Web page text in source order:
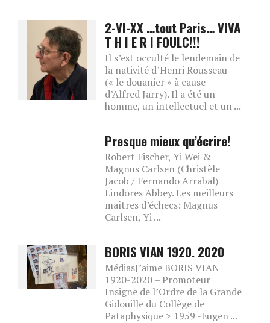
2-VI-XX …tout Paris… VIVA
T H I E R I FOULC!!!
Il s’est occulté le lendemain de
la nativité d’Henri Rousseau
(« le douanier » à cause
d’Alfred Jarry). Il a été un
homme, un intellectuel et un ...
Presque mieux qu’écrire!
Robert Fischer, Yi Wei &
Magnus Carlsen (Christèle
Jacob / Fernando Arrabal)
Lindores Abbey. Les meilleurs
maîtres d’échecs: Magnus
Carlsen, Yi ...
BORIS VIAN 1920. 2020
MédiasJ’aime BORIS VIAN
1920-2020 – Promoteur
Insigne de l’Ordre de la Grande
Gidouille du Collège de
Pataphysique > 1959 -Eugen ...